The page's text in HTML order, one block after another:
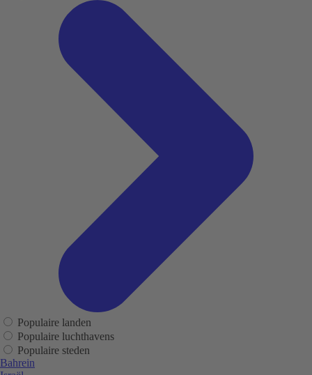
Populaire landen
Populaire luchthavens
Populaire steden
Bahrein